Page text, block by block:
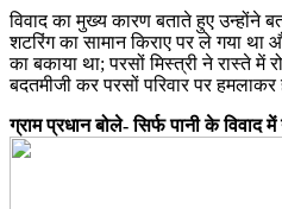
विवाद का मुख्य कारण बताते हुए उन्होंने
शटरिंग का सामान किराए पर ले गया
का बकाया था; परसों मिस्त्री ने रास्ते
बदतमीजी कर परसों परिवार पर हमलाकर
ग्राम प्रधान बोले- सिर्फ पानी के विवाद